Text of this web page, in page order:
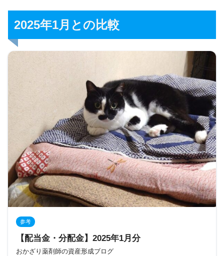
2025年1月との比較
参考
【配当金・分配金】2025年1月分
おかざり薬剤師の資産形成ブログ